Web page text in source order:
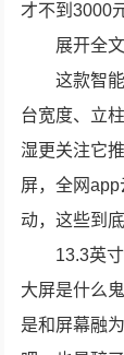
才不到3000
展开全文
这款智
台宽度、立
湿更关注它
屏，全网
动，这些到
13.3英
大屏是什么
是和屏幕融